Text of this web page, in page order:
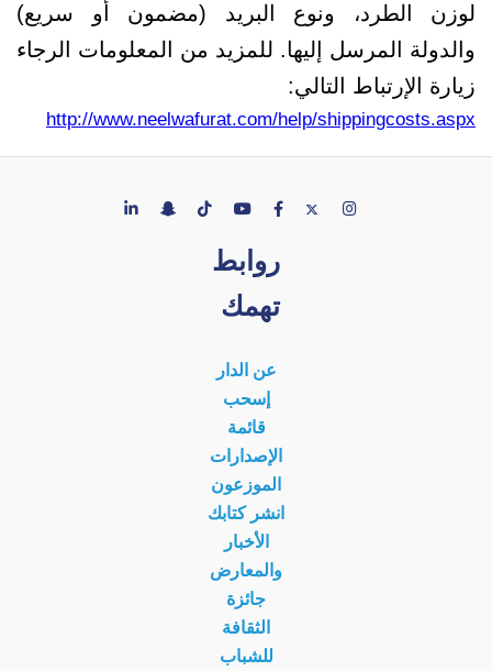
لوزن الطرد، ونوع البريد (مضمون أو سريع)
والدولة المرسل إليها. للمزيد من المعلومات الرجاء
زيارة الإرتباط التالي:
http://www.neelwafurat.com/help/shippingcosts.aspx
روابط
تهمك
عن الدار
إسحب
قائمة
الإصدارات
الموزعون
انشر كتابك
الأخبار
والمعارض
جائزة
الثقافة
للشباب